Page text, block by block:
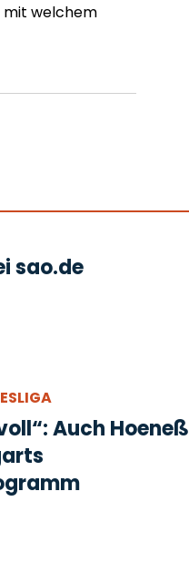
mit welchem
sao.de
Auch Hoeneß